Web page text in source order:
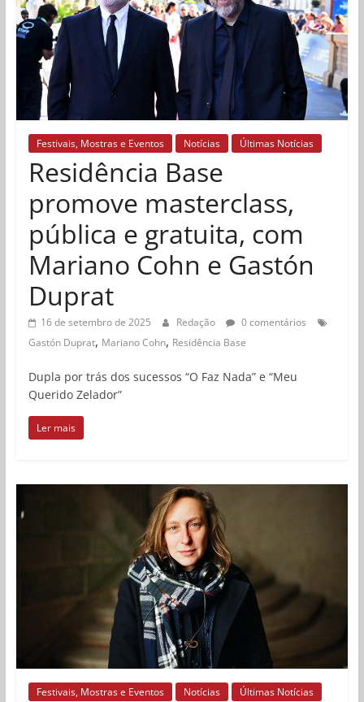
Festivais, Mostras e Eventos Notícias Últimas Notícias
Residência Base
promove masterclass,
pública e gratuita, com
Mariano Cohn e Gastón
Duprat
16 de setembro de 2025 Redação
0 comentários
Gastón Duprat, Mariano Cohn, Residência Base
Dupla por trás dos sucessos “O Faz Nada” e “Meu
Querido Zelador”
Ler mais
Festivais, Mostras e Eventos Notícias Últimas Notícias